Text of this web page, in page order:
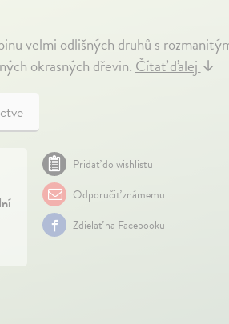
velmi odlišných druhů s
okrasných dřevin.Čítať ďalej↓
Pridať do wishlistu
Odporučiť známemu
Zdielať na Facebooku